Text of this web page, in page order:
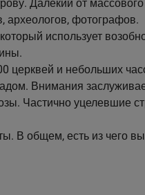
Далекий от
археологов, фотографов.
использует
церквей и небольших
Внимания
Частично уцелевшие
В общем, есть из чего